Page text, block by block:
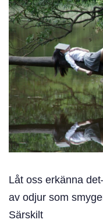
Låt oss erkänna
av odjur som
Särskilt